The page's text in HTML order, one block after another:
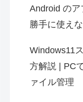
Android のア
勝手に使え
Windows11
方解説 | PC
ァイル管理